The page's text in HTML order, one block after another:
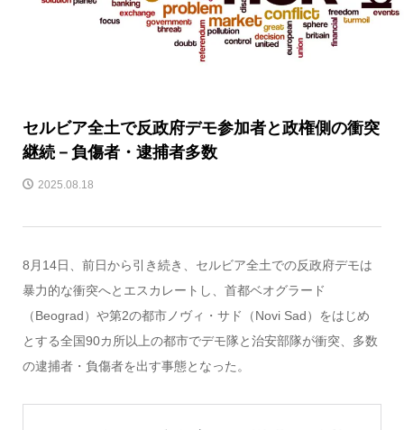
セルビア全土で反政府デモ参加者と政権側の衝突
継続－負傷者・逮捕者多数
2025.08.18
8月14日、前日から引き続き、セルビア全土での反政府デモは
暴力的な衝突へとエスカレートし、首都ベオグラード
（Beograd）や第2の都市ノヴィ・サド（Novi Sad）をはじめ
とする全国90カ所以上の都市でデモ隊と治安部隊が衝突、多数
の逮捕者・負傷者を出す事態となった。